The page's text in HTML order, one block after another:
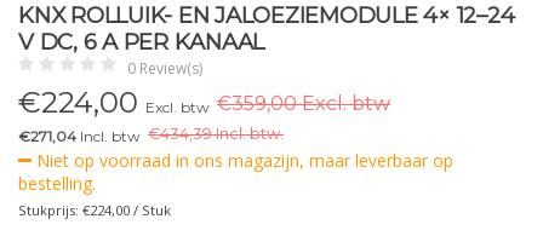
KNX ROLLUIK- EN JALOEZIEMODULE 4× 12–24
V DC, 6 A PER KANAAL
0 Review(s)
€224,00 Excl. btw €359,00 Excl. btw
€271,04 Incl. btw €434,39 Incl. btw.
Niet op voorraad in ons magazijn, maar leverbaar op
bestelling.
Stukprijs: €224,00 / Stuk